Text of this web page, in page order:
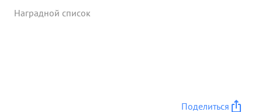
Наградной список
Поделиться